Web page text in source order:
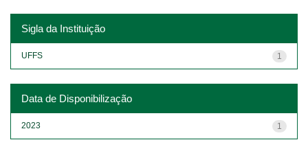
Sigla da Instituição
1
UFFS
Data de Disponibilização
1
2023